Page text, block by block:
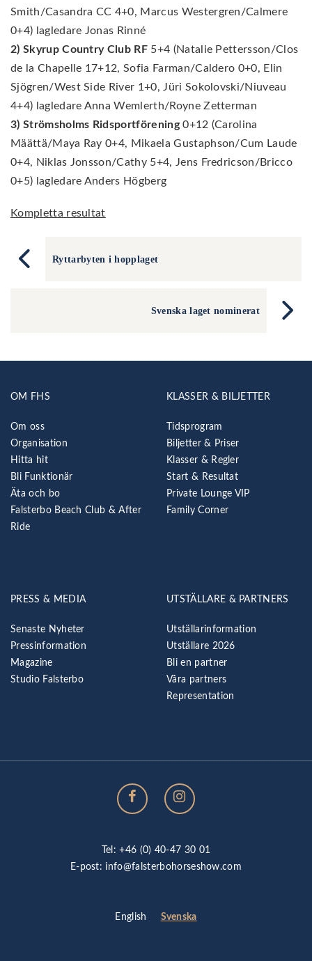
Smith/Casandra CC 4+0, Marcus Westergren/Calmere
0+4) lagledare Jonas Rinné
2) Skyrup Country Club RF 5+4 (Natalie Pettersson/Clos
de la Chapelle 17+12, Sofia Farman/Caldero 0+0, Elin
Sjögren/West Side River 1+0, Jüri Sokolovski/Niuveau
4+4) lagledare Anna Wemlerth/Royne Zetterman
3) Strömsholms Ridsportförening0+12 (Carolina
Määttä/Maya Ray 0+4, Mikaela Gustaphson/Cum Laude
0+4, Niklas Jonsson/Cathy 5+4, Jens Fredricson/Bricco
0+5) lagledare Anders Högberg
Kompletta resultat
Ryttarbyten i hopplaget
Svenska laget nominerat
OM FHS
Om oss
Organisation
Hitta hit
Bli Funktionär
Äta och bo
Falsterbo Beach Club & After
Ride
KLASSER & BILJETTER
Tidsprogram
Biljetter & Priser
Klasser & Regler
Start & Resultat
Private Lounge VIP
Family Corner
PRESS & MEDIA
Senaste Nyheter
Pressinformation
Magazine
Studio Falsterbo
UTSTÄLLARE & PARTNERS
Utställarinformation
Utställare 2026
Bli en partner
Våra partners
Representation
Tel: +46 (0) 40-47 30 01
E-post: info@falsterbohorseshow.com
English Svenska